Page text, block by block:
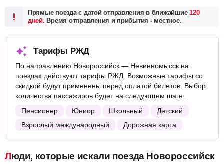
Прямые поезда с датой отправления в ближайшие120
дней. Время отправления и прибытия - местное.
Тарифы РЖД
По направлению Новороссийск — Невинномысск на
поездах действуют тарифы РЖД. Возможные тарифы со
скидкой будут применены перед оплатой билетов. Выбор
количества пассажиров будет на следующем шаге.
Пенсионер
Юниор Школьный
Детский
Взрослый международный
Дорожная карта
Люди, которые искали поезда Новороссийск